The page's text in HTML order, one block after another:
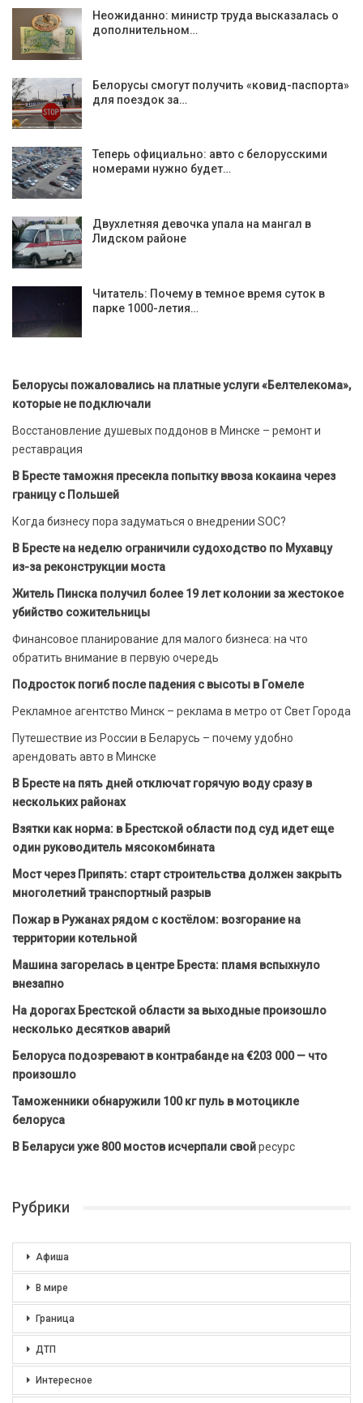
Неожиданно: министр труда высказалась о
дополнительном…
Белорусы смогут получить «ковид-паспорта»
для поездок за…
Теперь официально: авто с белорусскими
номерами нужно будет…
Двухлетняя девочка упала на мангал в
Лидском районе
Читатель: Почему в темное время суток в
парке 1000-летия…
Белорусы пожаловались на платные услуги «Белтелекома»,
которые не подключали
Восстановление душевых поддонов в Минске – ремонт и
реставрация
В Бресте таможня пресекла попытку ввоза кокаина через
границу с Польшей
Когда бизнесу пора задуматься о внедрении SOC?
В Бресте на неделю ограничили судоходство по Мухавцу
из-за реконструкции моста
Житель Пинска получил более 19 лет колонии за жестокое
убийство сожительницы
Финансовое планирование для малого бизнеса: на что
обратить внимание в первую очередь
Подросток погиб после падения с высоты в Гомеле
Рекламное агентство Минск – реклама в метро от Свет Города
Путешествие из России в Беларусь – почему удобно
арендовать авто в Минске
В Бресте на пять дней отключат горячую воду сразу в
нескольких районах
Взятки как норма: в Брестской области под суд идет еще
один руководитель мясокомбината
Мост через Припять: старт строительства должен закрыть
многолетний транспортный разрыв
Пожар в Ружанах рядом с костёлом: возгорание на
территории котельной
Машина загорелась в центре Бреста: пламя вспыхнуло
внезапно
На дорогах Брестской области за выходные произошло
несколько десятков аварий
Белоруса подозревают в контрабанде на €203 000 — что
произошло
Таможенники обнаружили 100 кг пуль в мотоцикле
белоруса
В Беларуси уже 800 мостов исчерпали свойресурс
Рубрики
Афиша
В мире
Граница
ДТП
Интересное